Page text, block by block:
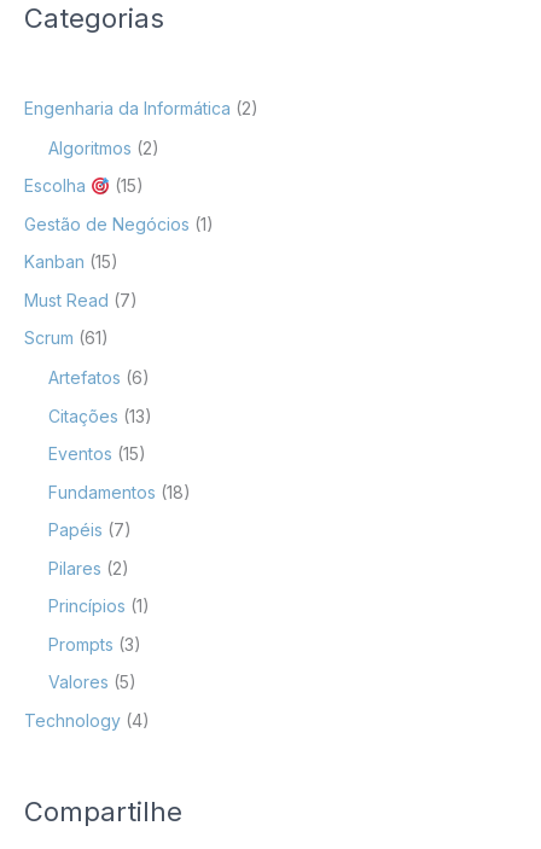
Categorias
Engenharia da Informática (2)
Algoritmos (2)
Escolha
(15)
Gestão de Negócios (1)
Kanban (15)
Must Read (7)
Scrum (61)
Artefatos (6)
Citações (13)
Eventos (15)
Fundamentos (18)
Papéis (7)
Pilares (2)
Princípios (1)
Prompts (3)
Valores (5)
Technology (4)
Compartilhe